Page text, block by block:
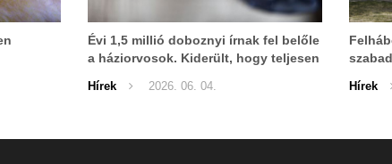
Évi 1,5 millió doboznyi írnak fel belőle
a háziorvosok. Kiderült, hogy teljesen
Hírek 2026. 06. 04. Hírek